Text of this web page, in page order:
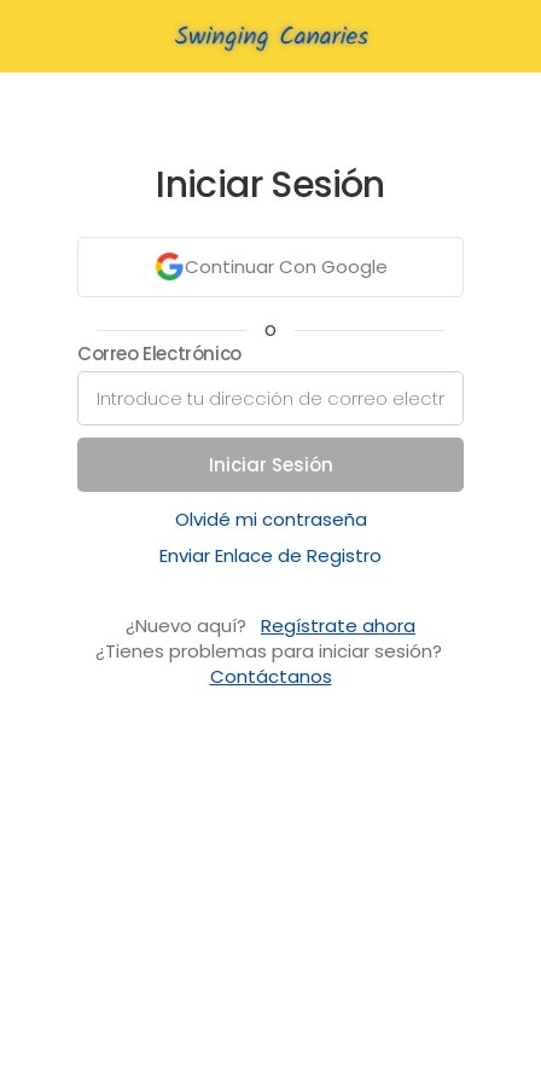
Iniciar Sesión
Continuar Con Google
o
Correo Electrónico
Iniciar Sesión
Olvidé mi contraseña
Enviar Enlace de Registro
¿Nuevo aquí?
Regístrate ahora
¿Tienes problemas para iniciar sesión?
Contáctanos